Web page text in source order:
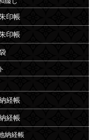
印帳
印帳
経帳
経帳
納経帳